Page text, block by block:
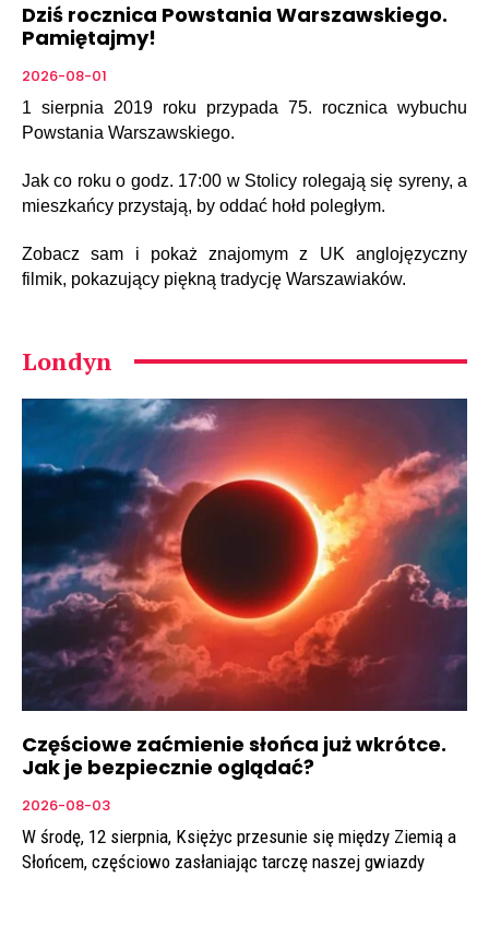
Dziś rocznica Powstania Warszawskiego.
Pamiętajmy!
2026-08-01
1 sierpnia 2019 roku przypada 75. rocznica wybuchu
Powstania Warszawskiego.
Jak co roku o godz. 17:00 w Stolicy rolegają się syreny, a
mieszkańcy przystają, by oddać hołd poległym.
Zobacz sam i pokaż znajomym z UK anglojęzyczny
filmik, pokazujący piękną tradycję Warszawiaków.
Londyn
Częściowe zaćmienie słońca już wkrótce.
Jak je bezpiecznie oglądać?
2026-08-03
W środę, 12 sierpnia, Księżyc przesunie się między Ziemią a
Słońcem, częściowo zasłaniając tarczę naszej gwiazdy